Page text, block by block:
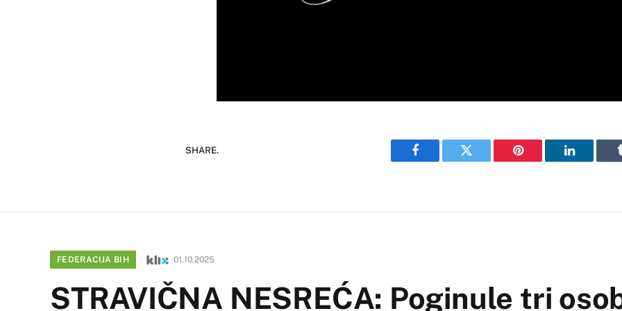
SHARE.
Facebook Twitter Pinterest LinkedIn
FEDERACIJA BIH 01.10.2025
STRAVIČNA NESREĆA: Poginule tri